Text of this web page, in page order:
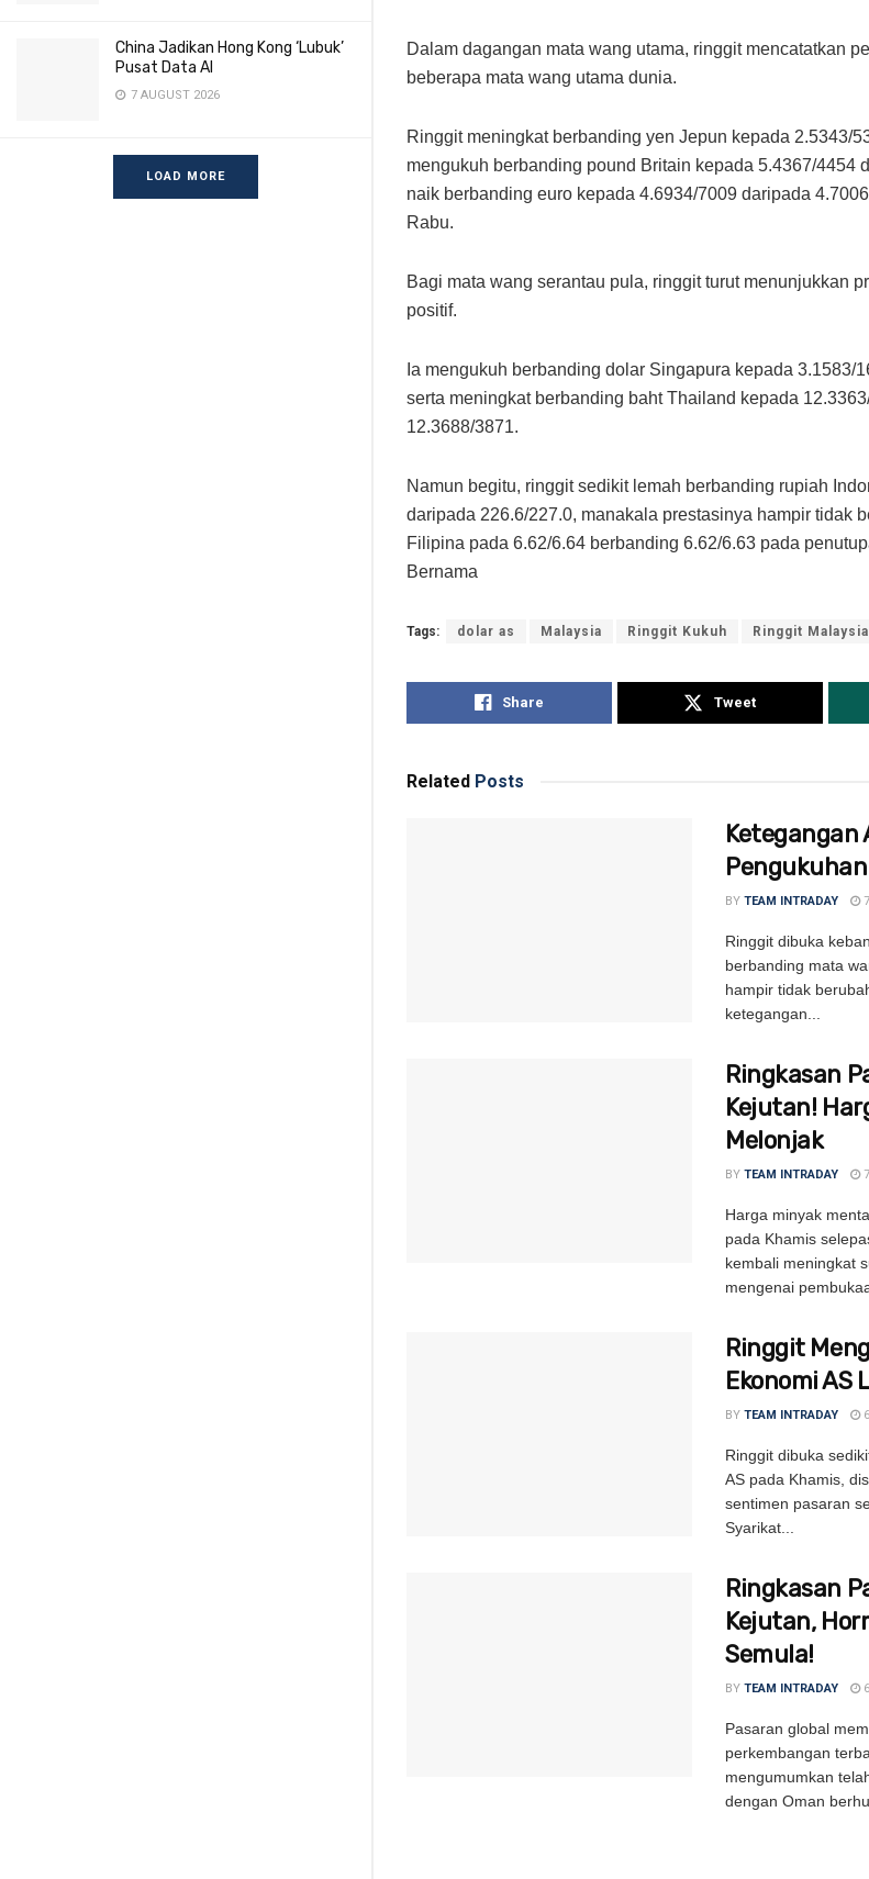
China Jadikan Hong Kong ‘Lubuk’
Pusat Data AI
7 AUGUST 2026
LOAD MORE
Dalam dagangan mata wang utama, ringgit mencatatkan
beberapa mata wang utama dunia.
Ringgit meningkat berbanding yen Jepun kepada 2.5343/
mengukuh berbanding pound Britain kepada 5.4367/4454
naik berbanding euro kepada 4.6934/7009 daripada
Rabu.
Bagi mata wang serantau pula, ringgit turut menunjukkan
positif.
Ia mengukuh berbanding dolar Singapura kepada 3.1583/
serta meningkat berbanding baht Thailand kepada
12.3688/3871.
Namun begitu, ringgit sedikit lemah berbanding rupiah
daripada 226.6/227.0, manakala prestasinya hampir tidak
Filipina pada 6.62/6.64 berbanding 6.62/6.63 pada
Bernama
Tags: dolar as Malaysia Ringgit Kukuh Ringgit Malaysia
Share Tweet
Related Posts
Ketegangan
BY TEAM INTRADAY 7
Ringgit dibuka
berbanding mata
hampir tidak
ketegangan...
Ringkasan
Kejutan!
Melonjak
BY TEAM INTRADAY 7
Harga minyak
pada Khamis
kembali meningkat
mengenai
Ringgit
Ekonomi AS
BY TEAM INTRADAY 6
Ringgit dibuka
AS pada Khamis,
sentimen pasaran
Syarikat...
Ringkasan
Kejutan,
Semula!
BY TEAM INTRADAY 6
Pasaran global
perkembangan
mengumumkan
dengan Oman